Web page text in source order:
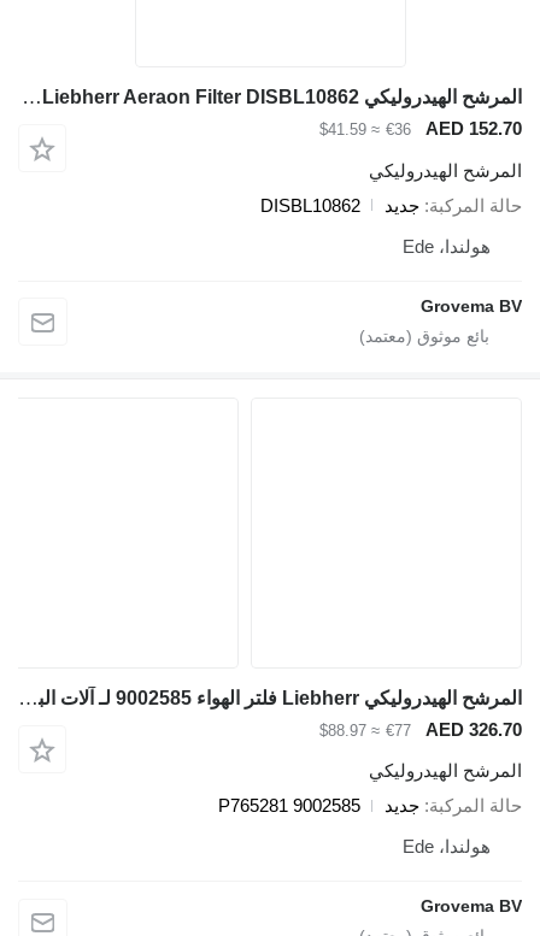
المرشح الهيدروليكي Liebherr Aeraon Filter DISBL10862 لـ آلات البناء
AED
€36
≈ $41.59
الهيدروليكي
المركبة جديد
DISBL10862
هولندا، Ede
Grovema
المرشح الهيدروليكي Liebherr فلتر الهواء 9002585 لـ آلات البناء
AED
€77
≈ $88.97
الهيدروليكي
المركبة جديد
9002585 P765281
هولندا، Ede
Grovema